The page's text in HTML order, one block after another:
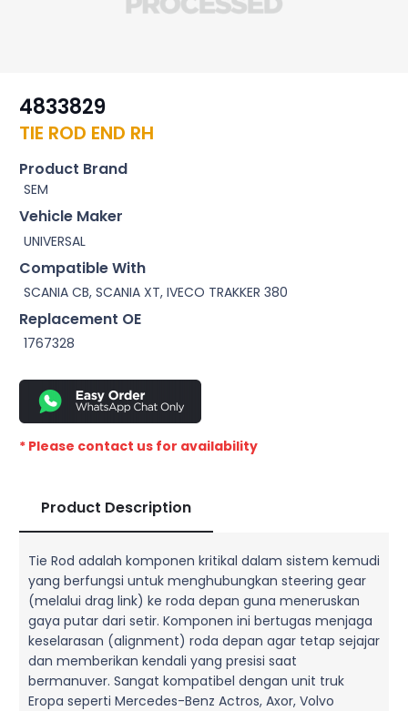
4833829
TIE ROD END RH
Product Brand
SEM
Vehicle Maker
UNIVERSAL
Compatible With
SCANIA CB, SCANIA XT, IVECO TRAKKER 380
Replacement OE
1767328
* Please contact us for availability
Product Description
Tie Rod adalah komponen kritikal dalam sistem kemudi
yang berfungsi untuk menghubungkan steering gear
(melalui drag link) ke roda depan guna meneruskan
gaya putar dari setir. Komponen ini bertugas menjaga
keselarasan (alignment) roda depan agar tetap sejajar
dan memberikan kendali yang presisi saat
bermanuver. Sangat kompatibel dengan unit truk
Eropa seperti Mercedes-Benz Actros, Axor, Volvo